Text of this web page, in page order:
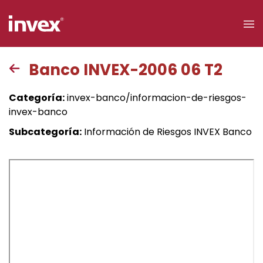
Acceso a
clientes
Buscar
Banco INVEX-2006 06 T2
Categoría:invex-banco/informacion-de-riesgos-
invex-banco
Subcategoría: Información de Riesgos INVEX Banco